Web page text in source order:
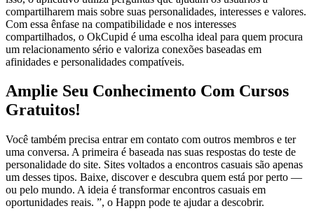
compartilharem mais sobre suas personalidades, interesses e valores.
Com essa ênfase na compatibilidade e nos interesses
compartilhados, o OkCupid é uma escolha ideal para quem procura
um relacionamento sério e valoriza conexões baseadas em
afinidades e personalidades compatíveis.
Amplie Seu Conhecimento Com Cursos
Gratuitos!
Você também precisa entrar em contato com outros membros e ter
uma conversa. A primeira é baseada nas suas respostas do teste de
personalidade do site. Sites voltados a encontros casuais são apenas
um desses tipos. Baixe, discover e descubra quem está por perto —
ou pelo mundo. A ideia é transformar encontros casuais em
oportunidades reais. ”, o Happn pode te ajudar a descobrir.